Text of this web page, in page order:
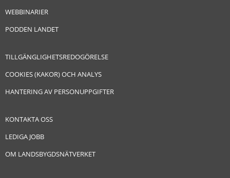
WEBBINARIER
PODDEN LANDET
TILLGÄNGLIGHETSREDOGÖRELSE
COOKIES (KAKOR) OCH ANALYS
HANTERING AV PERSONUPPGIFTER
KONTAKTA OSS
LEDIGA JOBB
OM LANDSBYGDSNÄTVERKET